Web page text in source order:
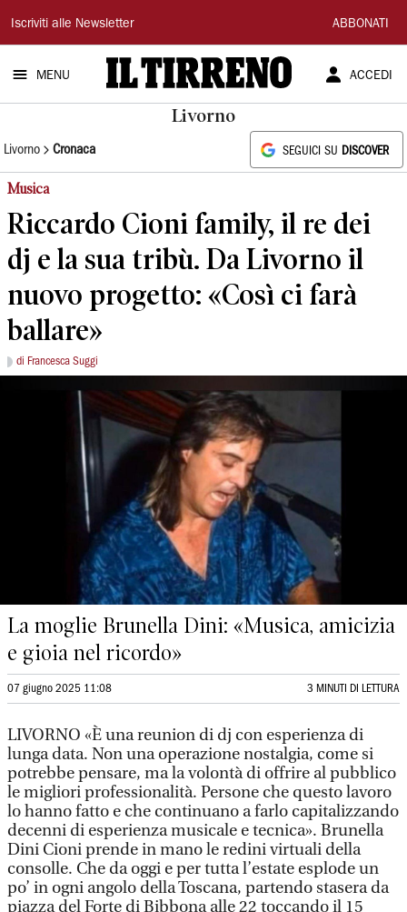
Il
Tirreno
Iscriviti alle Newsletter ABBONATI
MENU ACCEDI
Livorno
Livorno Cronaca SEGUICI SU DISCOVER
Musica
Riccardo Cioni family, il re dei
dj e la sua tribù. Da Livorno il
nuovo progetto: «Così ci farà
ballare»
di Francesca Suggi
La moglie Brunella Dini: «Musica, amicizia
e gioia nel ricordo»
07 giugno 2025 11:08 3 MINUTI DI LETTURA
LIVORNO «È una reunion di dj con esperienza di
lunga data. Non una operazione nostalgia, come si
potrebbe pensare, ma la volontà di offrire al pubblico
le migliori professionalità. Persone che questo lavoro
lo hanno fatto e che continuano a farlo capitalizzando
decenni di esperienza musicale e tecnica». Brunella
Dini Cioni prende in mano le redini virtuali della
consolle. Che da oggi e per tutta l’estate esplode un
po’ in ogni angolo della Toscana, partendo stasera da
piazza del Forte di Bibbona alle 22 toccando il 15